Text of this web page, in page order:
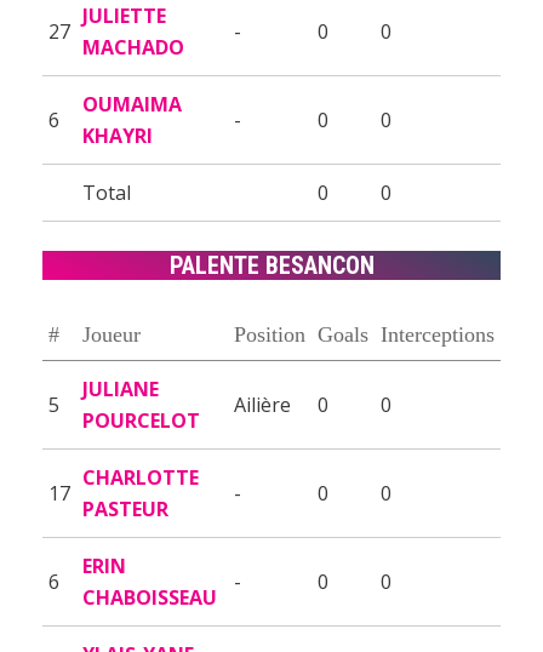
27
JULIETTE
MACHADO
- 0 0
6
OUMAIMA
KHAYRI
- 0 0
Total 0 0
PALENTE BESANCON
# Joueur Position Goals Interceptions
5
JULIANE
POURCELOT
Ailière 0 0
17
CHARLOTTE
PASTEUR
- 0 0
6
ERIN
CHABOISSEAU
- 0 0